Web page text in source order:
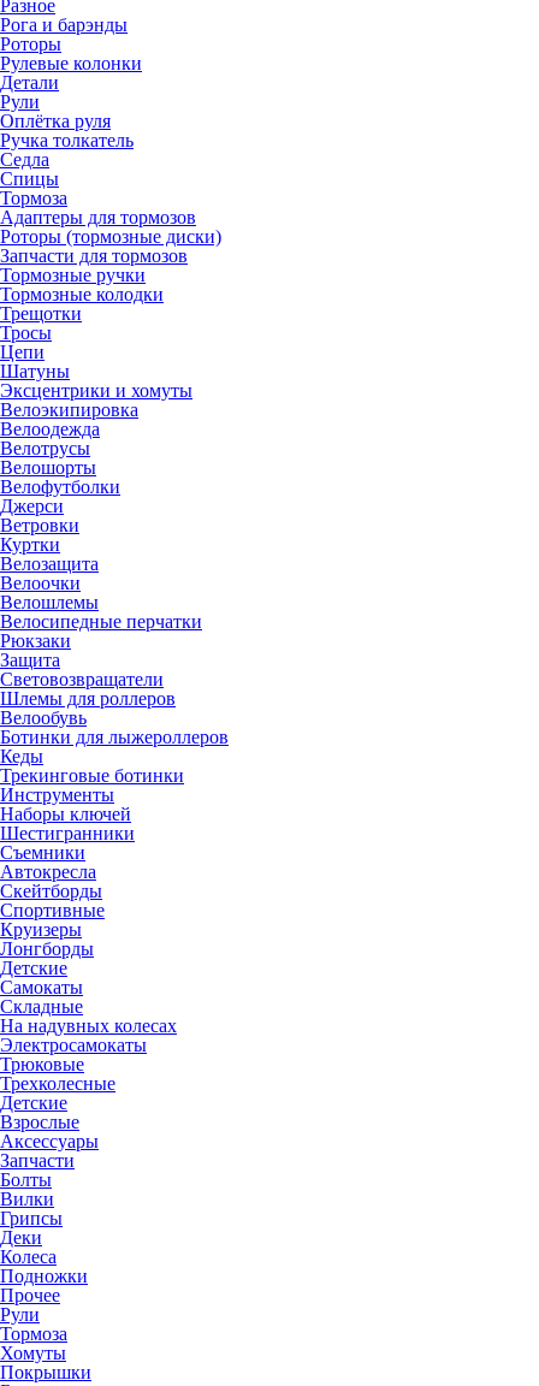
Разное
Рога и барэнды
Роторы
Рулевые колонки
Детали
Рули
Оплётка руля
Ручка толкатель
Седла
Спицы
Тормоза
Адаптеры для тормозов
Роторы (тормозные диски)
Запчасти для тормозов
Тормозные ручки
Тормозные колодки
Трещотки
Тросы
Цепи
Шатуны
Эксцентрики и хомуты
Велоэкипировка
Велоодежда
Велотрусы
Велошорты
Велофутболки
Джерси
Ветровки
Куртки
Велозащита
Велоочки
Велошлемы
Велосипедные перчатки
Рюкзаки
Защита
Световозвращатели
Шлемы для роллеров
Велообувь
Ботинки для лыжероллеров
Кеды
Трекинговые ботинки
Инструменты
Наборы ключей
Шестигранники
Съемники
Автокресла
Скейтборды
Спортивные
Круизеры
Лонгборды
Детские
Самокаты
Складные
На надувных колесах
Электросамокаты
Трюковые
Трехколесные
Детские
Взрослые
Аксессуары
Запчасти
Болты
Вилки
Грипсы
Деки
Колеса
Подножки
Прочее
Рули
Тормоза
Хомуты
Покрышки